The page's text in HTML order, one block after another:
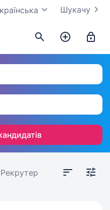
Шукачу
Рекрутер